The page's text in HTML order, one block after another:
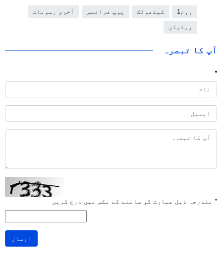
روم1 کیتھولک پوپ فرانسس آخری رسومات
ویٹیکن
آپ کا تبصرہ
* مندرجہ ذیل عبارت کو سامنے کے بکس میں درج کریں
ارسال